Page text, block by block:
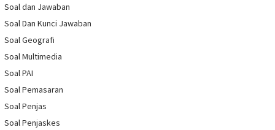
Soal dan Jawaban
Soal Dan Kunci Jawaban
Soal Geografi
Soal Multimedia
Soal PAI
Soal Pemasaran
Soal Penjas
Soal Penjaskes